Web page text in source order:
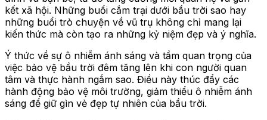
kết xã hội. Những buổi cắm trại dưới bầu trời sao hay
những buổi trò chuyện về vũ trụ không chỉ mang lại
kiến thức mà còn tạo ra những kỷ niệm đẹp và ý nghĩa.
Ý thức về sự ô nhiễm ánh sáng và tầm quan trọng của
việc bảo vệ bầu trời đêm tăng lên khi con người quan
tâm và thực hành ngắm sao. Điều này thúc đẩy các
hành động bảo vệ môi trường, giảm thiểu ô nhiễm ánh
sáng để giữ gìn vẻ đẹp tự nhiên của bầu trời.